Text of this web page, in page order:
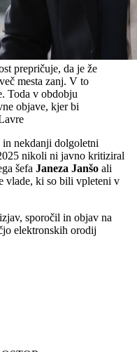
prepričuje, da je že
mesta zanj. V to
Toda v obdobju
objave, kjer bi
nekdanji dolgoletni
nikoli ni javno kritiziral
šefa Janeza Janšo ali
vlade, ki so bili vpleteni v
sporočil in objav na
elektronskih orodij